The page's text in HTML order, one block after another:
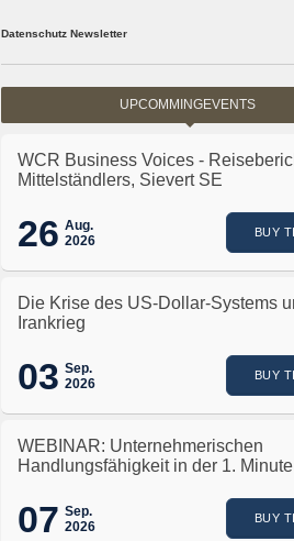
Datenschutz Newsletter
UPCOMMINGEVENTS
WCR Business Voices -
Mittelständlers, Sievert SE
26 Aug.
2026
BUY
Die Krise des US-Dollar-Systems
Irankrieg
03 Sep.
2026
BUY
WEBINAR: Unternehmerischen
Handlungsfähigkeit in der 1. Minute
07 Sep.
2026
BUY